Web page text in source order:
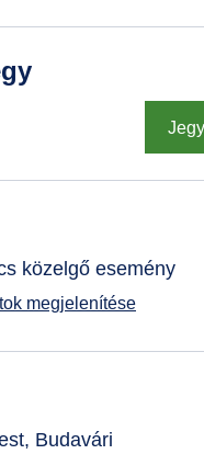
közelgő esemény
megjelenítése
Budavári